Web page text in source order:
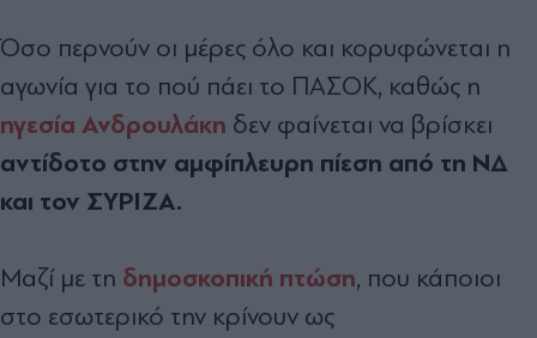
Όσο περνούν οι μέρες όλο και κορυφώνεται η
αγωνία για το πού πάει το ΠΑΣΟΚ, καθώς η
ηγεσία Ανδρουλάκη δεν φαίνεται να βρίσκει
αντίδοτο στην αμφίπλευρη πίεση από τη ΝΔ
και τον ΣΥΡΙΖΑ.
Μαζί με τη δημοσκοπική πτώση, που κάποιοι
στο εσωτερικό την κρίνουν ως